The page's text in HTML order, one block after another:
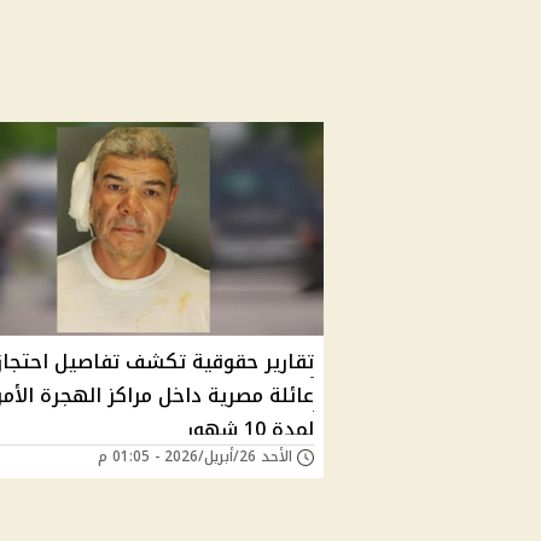
تقارير حقوقية تكشف تفاصيل
عائلة مصرية داخل مراكز الهجرة
لمدة 10 شهور
الأحد 26/أبريل/2026 - 01:05 م